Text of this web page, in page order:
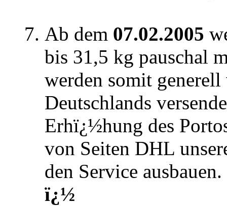
Ab dem 07.02.2005
bis 31,5 kg pauschal
werden somit
Deutschlands
Erhï¿½hung des
von Seiten DHL
den Service ausbauen.
ï¿½